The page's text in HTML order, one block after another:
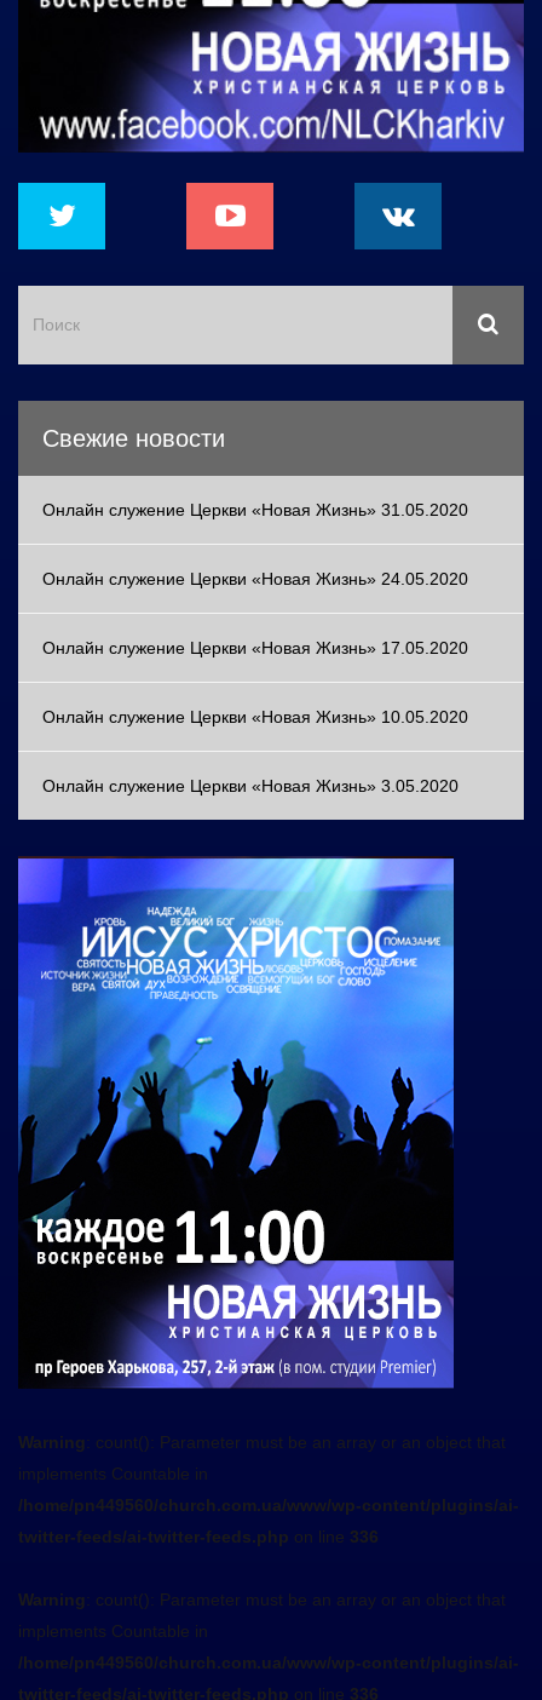
Свежие новости
Онлайн служение Церкви «Новая Жизнь» 31.05.2020
Онлайн служение Церкви «Новая Жизнь» 24.05.2020
Онлайн служение Церкви «Новая Жизнь» 17.05.2020
Онлайн служение Церкви «Новая Жизнь» 10.05.2020
Онлайн служение Церкви «Новая Жизнь» 3.05.2020
Warning: count(): Parameter must be an array or an object that
implements Countable in
/home/pn449560/church.com.ua/www/wp-content/plugins/ai-
twitter-feeds/ai-twitter-feeds.php on line 336
Warning
: count(): Parameter must be an array or an object that
implements Countable in
/home/pn449560/church.com.ua/www/wp-content/plugins/ai-
twitter-feeds/ai-twitter-feeds.php on line 336